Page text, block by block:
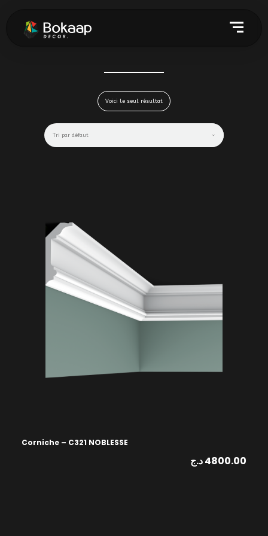
Voici le seul résultat
Corniche – C321 NOBLESSE
4800.00د.ج